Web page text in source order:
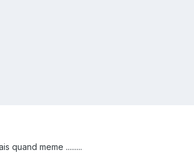
quand meme .........